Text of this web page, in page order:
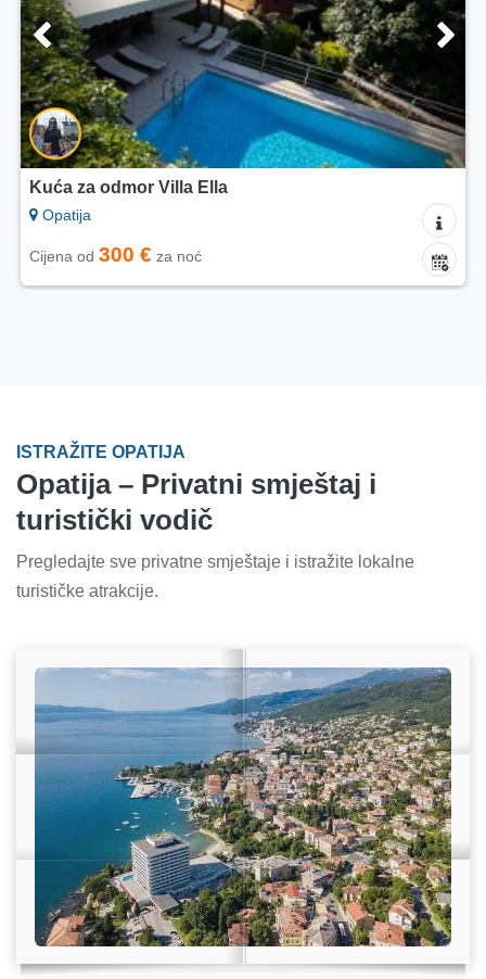
Apartmani Teo
Cijena od45 €
ISTRAŽITE OPATIJA
Opatija – Privatni smještaj i
turistički vodič
Pregledajte sve privatne smještaje i istražite lokalne
turističke atrakcije.